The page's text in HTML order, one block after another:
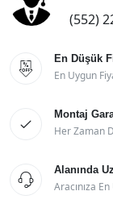
(552)

En Düşük
En Uygun

Montaj
Her Zaman

Alanında
Aracınıza